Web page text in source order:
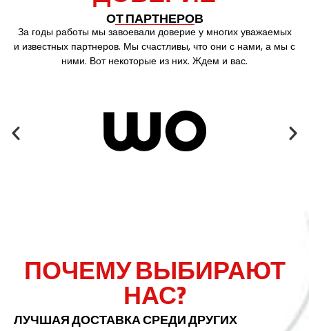
ОТ ПАРТНЕРОВ
За годы работы мы завоевали доверие у многих уважаемых
и известных партнеров. Мы счастливы, что они с нами, а мы с
ними. Вот некоторые из них. Ждем и вас.
ПОЧЕМУ ВЫБИРАЮТ
НАС?
ЛУЧШАЯ ДОСТАВКА СРЕДИ ДРУГИХ